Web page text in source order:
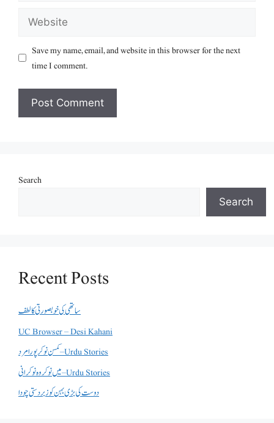
Website
Save my name, email, and website in this browser for the next
time I comment.
Search
Search
Recent Posts
ساتھی کی خوبصورتی کا لطف
UC Browser – Desi Kahani
کمسن نوکر پورا مرد – Urdu Stories
میں نوکر وہ نوکرانی – Urdu Stories
دوست کی بڑی بہن کو زبردستی چودا